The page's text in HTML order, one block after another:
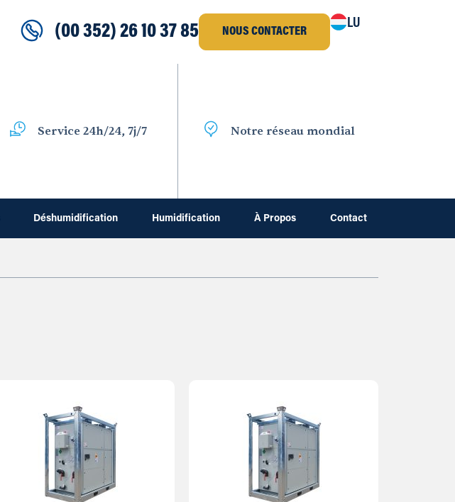
(00 352) 26 10 37 85 NOUS CONTACTER
LU
Service 24h/24, 7j/7 Notre réseau mondial
Déshumidification Humidification À Propos Contact